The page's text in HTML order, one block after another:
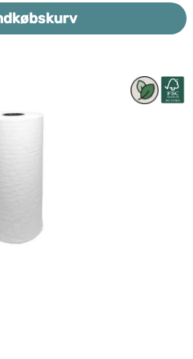
biologisk nedbrydeligt.